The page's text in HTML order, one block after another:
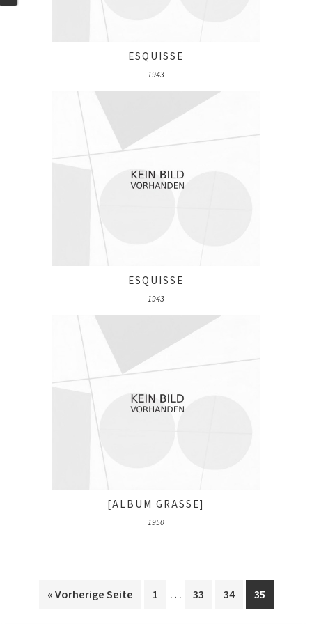
ESQUISSE
1943
ESQUISSE
1943
[ALBUM GRASSE]
1950
« Vorherige Seite 1 … 33 34 35